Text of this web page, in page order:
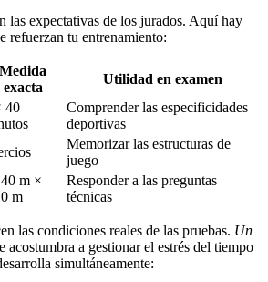
las expectativas de los jurados. Aquí hay
refuerzan tu entrenamiento:
Medida
exacta
Utilidad en examen
40
Comprender las especificidades
deportivas
Memorizar las estructuras de
juego
m ×
m
Responder a las preguntas
técnicas
las condiciones reales de las pruebas. Un
acostumbra a gestionar el estrés del tiempo
simultáneamente: